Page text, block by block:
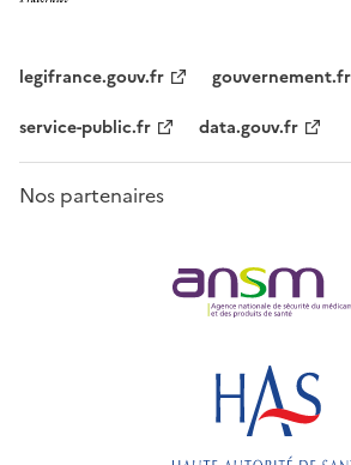
legifrance.gouv.fr
gouvernement.fr
service-public.fr
data.gouv.fr
Nos partenaires